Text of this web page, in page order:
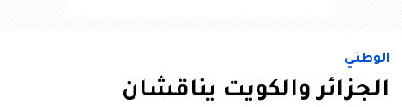
الوطني
الجزائر والكويت يناقشان